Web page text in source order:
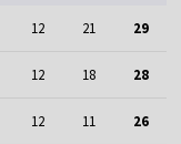
12 21 29
12 18 28
12 11 26